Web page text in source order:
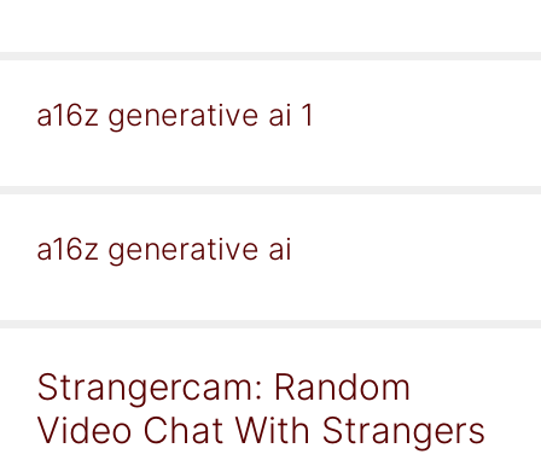
a16z generative ai 1
a16z generative ai
Strangercam: Random
Video Chat With Strangers